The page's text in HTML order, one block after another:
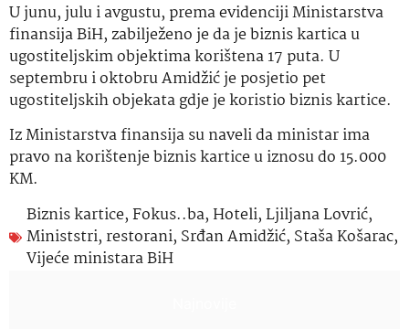
U junu, julu i avgustu, prema evidenciji Ministarstva
finansija BiH, zabilježeno je da je biznis kartica u
ugostiteljskim objektima korištena 17 puta. U
septembru i oktobru Amidžić je posjetio pet
ugostiteljskih objekata gdje je koristio biznis kartice.
Iz Ministarstva finansija su naveli da ministar ima
pravo na korištenje biznis kartice u iznosu do 15.000
KM.
Biznis kartice,Fokus..ba,Hoteli,Ljiljana Lovrić,
Ministstri, restorani, Srđan Amidžić, Staša Košarac,
Vijeće ministara BiH